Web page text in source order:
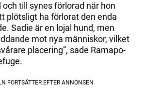
och till synes förlorad när hon
plötsligt ha förlorat den enda
Sadie är en lojal hund, men
mot nya människor, vilket
placering”, sade Ramapo-